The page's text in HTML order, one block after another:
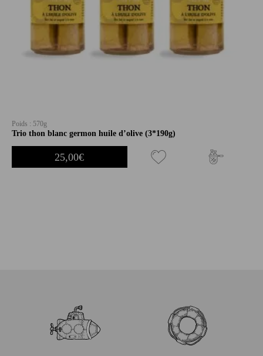
Poids : 570g
Trio thon blanc germon huile d’olive (3*190g)
25,00€